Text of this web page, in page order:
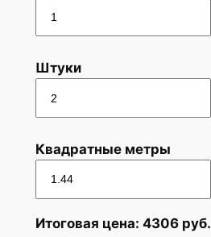
Штуки
Квадратные метры
Итоговая цена: 4306 руб.